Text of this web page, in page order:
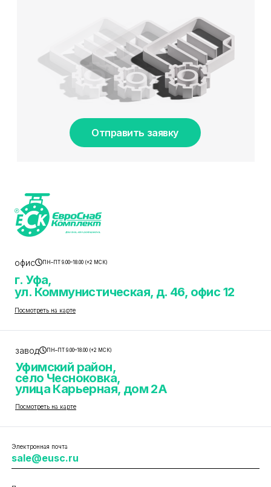
Отправить заявку
офис ПН–ПТ 9.00–18.00 (+2 МСК)
г. Уфа,
ул. Коммунистическая, д. 46, офис 12
Посмотреть на карте
завод ПН–ПТ 9.00–18.00 (+2 МСК)
Уфимский район,
село Чесноковка,
улица Карьерная, дом 2А
Посмотреть на карте
Электронная почта
sale@eusc.ru